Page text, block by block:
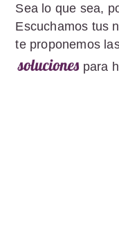
Sea lo que sea,
Escuchamos tus
te proponemos
para